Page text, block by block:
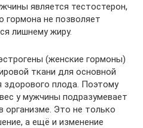
является тестостерон,
гормона не позволяет
лишнему жиру.
(женские гормоны)
ткани для основной
плода. Поэтому
у мужчины подразумевает
организме. Это не только
а ещё и изменение